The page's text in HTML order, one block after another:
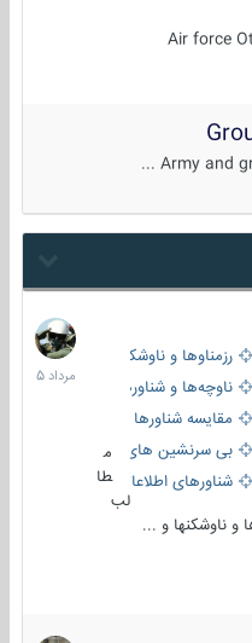
Air force
Army and
بر
رزمناوها و ناوشکن‌ها
ناوچه‌ها و شناورهای گشتی
مقایسه شناورها
بی سرنشین های دریایی
شناورهای اطلاعاتی و جاسوسی
طا
لب
ناوشکنها و ...
2
مرداد
1405